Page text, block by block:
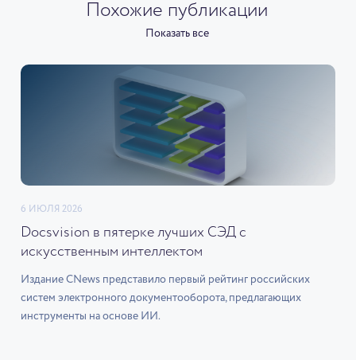
Похожие публикации
Показать все
6 ИЮЛЯ 2026
Docsvision в пятерке лучших СЭД с
искусственным интеллектом
Издание CNews представило первый рейтинг российских
систем электронного документооборота, предлагающих
инструменты на основе ИИ.